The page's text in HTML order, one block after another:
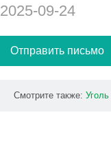
2025-09-24
Отправить письмо
Смотрите также: Уголь